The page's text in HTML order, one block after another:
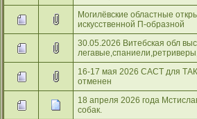
Могилёвские областные
искусственной П-образной
30.05.2026 Витебская обл
16-17 мая 2026 САСТ для
отменен
18 апреля 2026 года
собак.